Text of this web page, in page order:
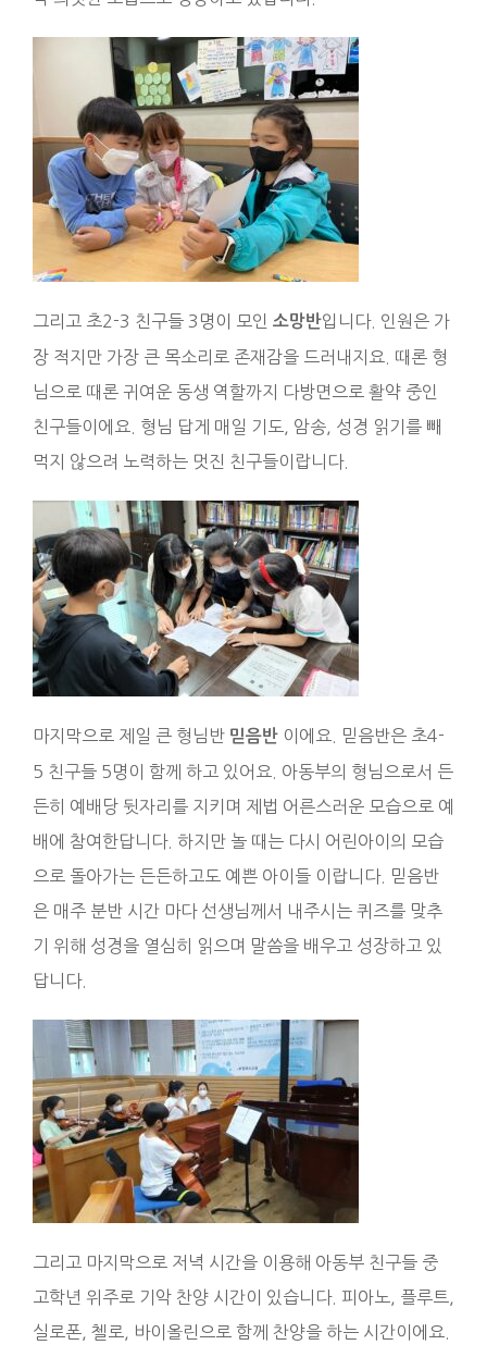
그리고 초2-3 친구들 3명이 모인 소망반입니다. 인원은 가
장 적지만 가장 큰 목소리로 존재감을 드러내지요. 때론 형
님으로 때론 귀여운 동생 역할까지 다방면으로 활약 중인
친구들이에요. 형님 답게 매일 기도, 암송, 성경 읽기를 빼
먹지 않으려 노력하는 멋진 친구들이랍니다.
마지막으로 제일 큰 형님반 믿음반 이에요. 믿음반은 초4-
5 친구들 5명이 함께 하고 있어요. 아동부의 형님으로서 든
든히 예배당 뒷자리를 지키며 제법 어른스러운 모습으로 예
배에 참여한답니다. 하지만 놀 때는 다시 어린아이의 모습
으로 돌아가는 든든하고도 예쁜 아이들 이랍니다. 믿음반
은 매주 분반 시간 마다 선생님께서 내주시는 퀴즈를 맞추
기 위해 성경을 열심히 읽으며 말씀을 배우고 성장하고 있
답니다.
그리고 마지막으로 저녁 시간을 이용해 아동부 친구들 중
고학년 위주로 기악 찬양 시간이 있습니다. 피아노, 플루트,
실로폰, 첼로, 바이올린으로 함께 찬양을 하는 시간이에요.